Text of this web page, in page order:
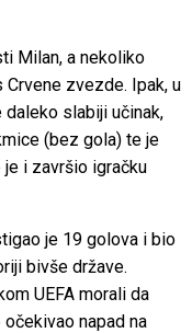
Milan, a nekoliko
zvezde. Ipak, u
daleko slabiji učinak,
(bez gola) te je
i završio igračku
je 19 golova i bio
bivše države.
UEFA morali da
napad na